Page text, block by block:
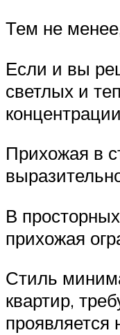
Тем не
Если и вы
светлых и
Прихожая в
В
прихожая
Стиль
квартир,
проявляется